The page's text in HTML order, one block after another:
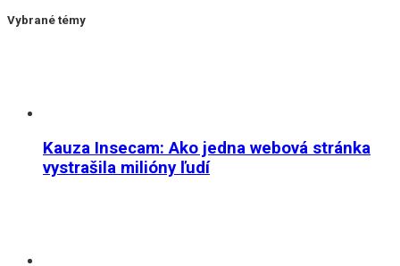
Vybrané témy
Kauza Insecam: Ako jedna webová stránka
vystrašila milióny ľudí